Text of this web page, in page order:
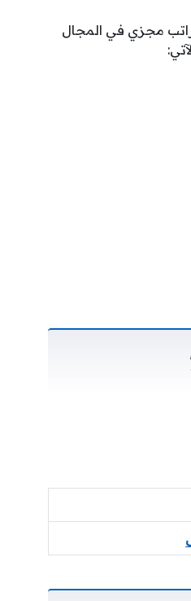
مجزي في المجال